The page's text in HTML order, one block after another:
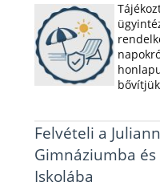
Felvételi a
Gimnáziumba
Iskolába